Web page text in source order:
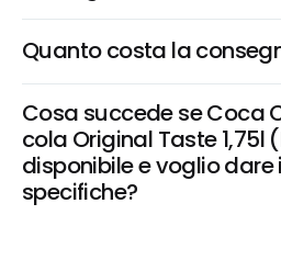
Quanto costa la
Cosa succede se Coca
cola Original Taste 1,75l
disponibile e voglio dare
specifiche?